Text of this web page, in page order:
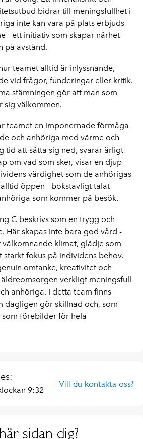
bidrar till meningsfullhet i
inte kan vara på plats erbjuds
- ett initiativ som skapar närhet
på avstånd.
teamet alltid är inlyssnande,
vid frågor, funderingar eller kritik.
stämningen gör att man som
sig välkommen.
teamet en imponernade förmåga
och anhöriga med värme och
tid att sätta sig ned, svarar ärligt
om vad som sker, visar en djup
värdighet som de anhörigas
öppen - bokstavligt talat -
som kommer på besök.
C beskrivs som en trygg och
Här skapas inte bara god vård -
välkomnande klimat, glädje som
starkt fokus på individens behov.
omtanke, kreativitet och
verkligt meningsfull
anhöriga. I detta team finns
dagligen gör skillnad och, som
förebilder för hela
9:32
Vill du kontakta oss?
sidan dig?